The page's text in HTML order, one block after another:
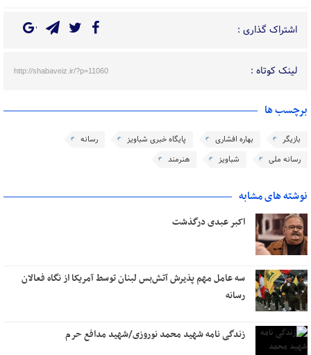
اشتراک گذاری :
لینک کوتاه : http://shabaveiz.ir/?p=11060
برچسب ها
بازیگر بهاره افشاری پایگاه خبری شباویز
رسانه
رسانه ملی
شباویز هنرمند
نوشته های مشابه
اکبر عبدی درگذشت
سه عامل مهم پذیرش آتش‌بس لبنان توسط آمریکا از نگاه فعالان
رسانه
زندگی نامه شهید محمد نوروزی/شهید مدافع حرم